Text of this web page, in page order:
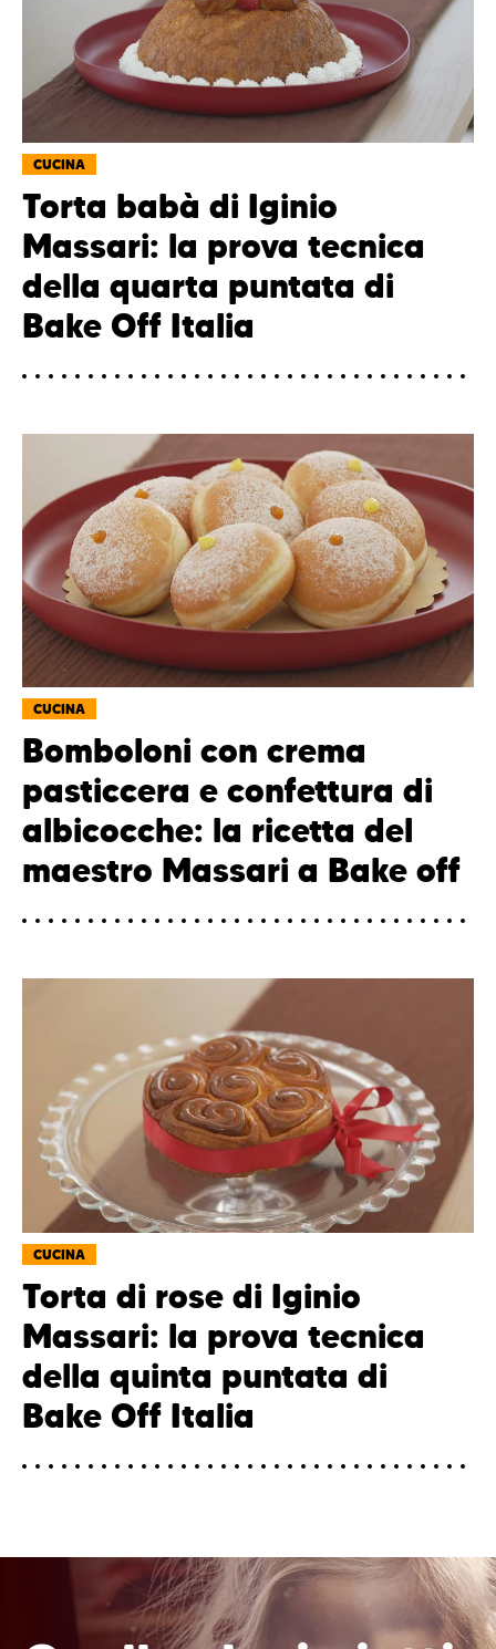
CUCINA
Torta babà di Iginio
Massari: la prova tecnica
della quarta puntata di
Bake Off Italia
CUCINA
Bomboloni con crema
pasticcera e confettura di
albicocche: la ricetta del
maestro Massari a Bake off
CUCINA
Torta di rose di Iginio
Massari: la prova tecnica
della quinta puntata di
Bake Off Italia